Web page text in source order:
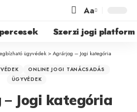
Aa
Szerzi jogi platform
ügyvédek>Agrárjog – Jogi kategória
ONLINE JOGI TANÁCSADÁS
ÜGYVÉDEK
Jogi kategória